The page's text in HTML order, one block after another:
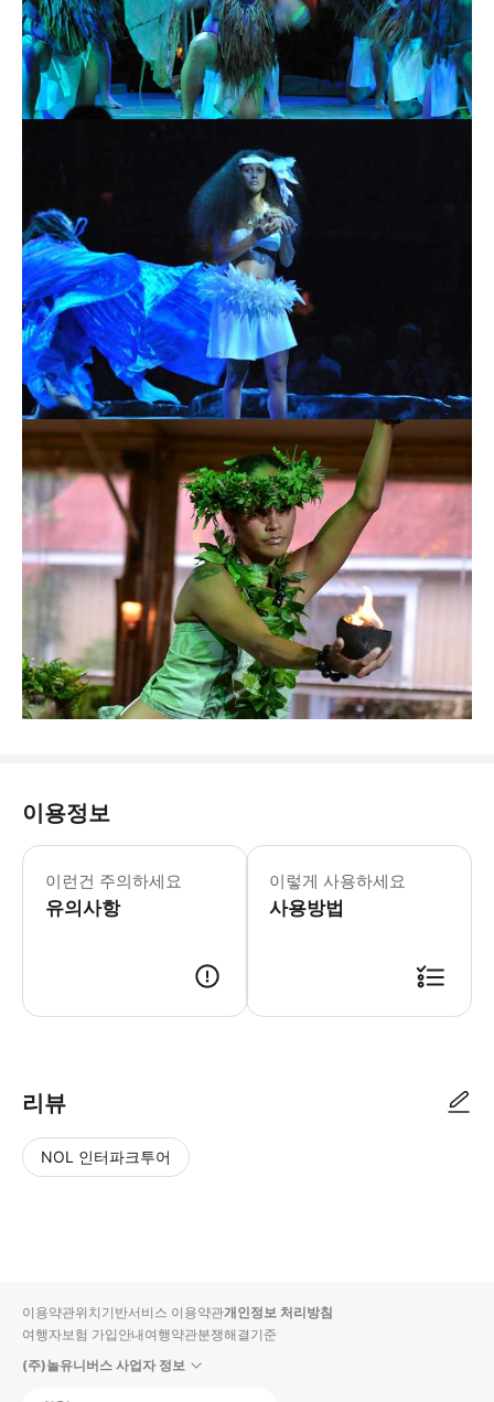
이용정보
이런건 주의하세요
유의사항
이렇게 사용하세요
사용방법
리뷰
NOL 인터파크투어
입니
다.
순
상
이용약관위치기반서비스 이용약관개인정보 처리방침
여행자보험 가입안내여행약관분쟁해결기준
(주)놀유니버스 사업자 정보